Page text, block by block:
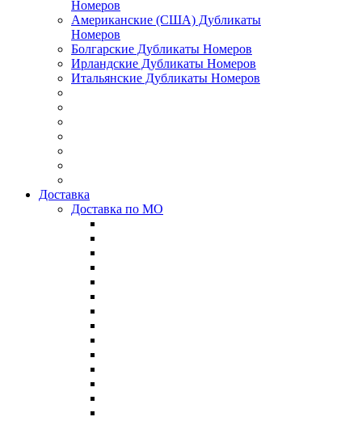
Номеров
Американские (США) Дубликаты
Номеров
Болгарские Дубликаты Номеров
Ирландские Дубликаты Номеров
Итальянские Дубликаты Номеров
Доставка
Доставка по МО